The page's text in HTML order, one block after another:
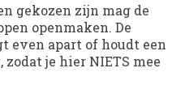
gekozen zijn mag de
openmaken. De
even apart of houdt een
je hier NIETS mee